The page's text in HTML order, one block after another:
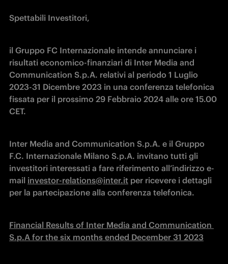
Spettabili Investitori,
il Gruppo FC Internazionale intende annunciare i
risultati economico-finanziari di Inter Media and
Communication S.p.A. relativi al periodo 1 Luglio
2023-31 Dicembre 2023 in una conferenza telefonica
fissata per il prossimo 29 Febbraio 2024 alle ore 15.00
CET.
Inter Media and Communication S.p.A. e il Gruppo
F.C. Internazionale Milano S.p.A. invitano tutti gli
investitori interessati a fare riferimento all’indirizzo e-
mail investor-relations@inter.it per ricevere i dettagli
per la partecipazione alla conferenza telefonica.
Financial Results of Inter Media and Communication
S.p.A for the six months ended December 31 2023